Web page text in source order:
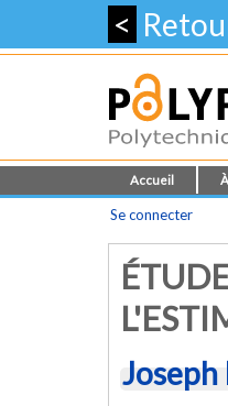
<
Accueil
Se connecter